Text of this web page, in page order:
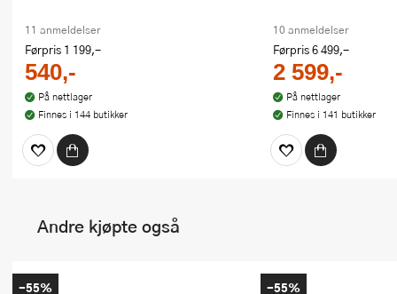
11 anmeldelser
Førpris 1 199,-
540,-
På nettlager
Finnes i 144 butikker
10 anmeldelser
Førpris6 499,-
2 599,-
På nettlager
Finnes i 141 butikker
Andre kjøpte også
-55% -55%